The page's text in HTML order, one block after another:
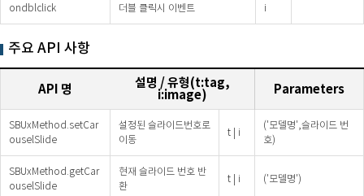
ondblclick 더블 클릭시 이벤트 i
주요 API 사항
API 명 설명 / 유형(t:tag,
i:image) Parameters
SBUxMethod.setCar
ouselSlide
설정된 슬라이드번호로
이동
t | i
('모델명',슬라이드 번
호)
SBUxMethod.getCar
ouselSlide
현재 슬라이드 번호 반
환
t | i ('모델명')